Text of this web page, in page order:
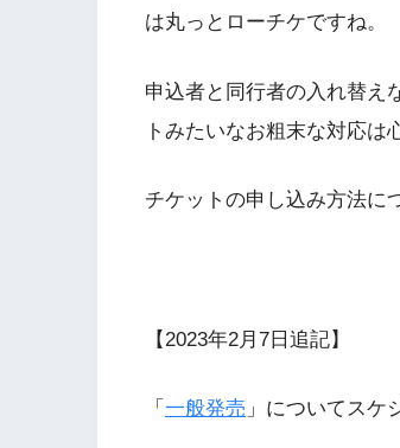
は丸っとローチケですね。
申込者と同行者の入れ替え
トみたいなお粗末な対応は
チケットの申し込み方法に
【2023年2月7日追記】
「 一般発売 」についてスケ